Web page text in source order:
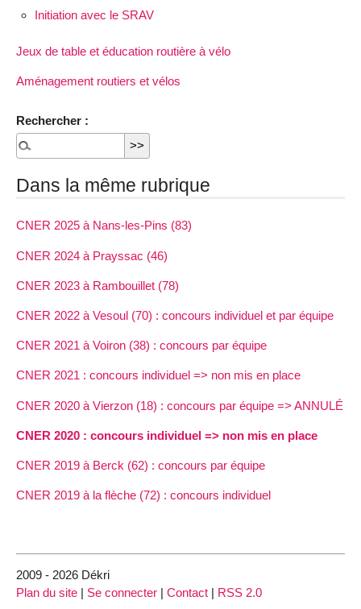
Initiation avec le SRAV
Jeux de table et éducation routière à vélo
Aménagement routiers et vélos
Rechercher :
Dans la même rubrique
CNER 2025 à Nans-les-Pins (83)
CNER 2024 à Prayssac (46)
CNER 2023 à Rambouillet (78)
CNER 2022 à Vesoul (70) : concours individuel et par équipe
CNER 2021 à Voiron (38) : concours par équipe
CNER 2021 : concours individuel => non mis en place
CNER 2020 à Vierzon (18) : concours par équipe => ANNULÉ
CNER 2020 : concours individuel => non mis en place
CNER 2019 à Berck (62) : concours par équipe
CNER 2019 à la flèche (72) : concours individuel
2009 - 2026 Dékri
Plan du site | Se connecter | Contact | RSS 2.0